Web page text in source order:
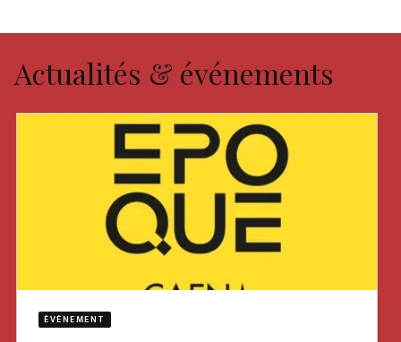
Actualités & événements
ÉVÈNEMENT